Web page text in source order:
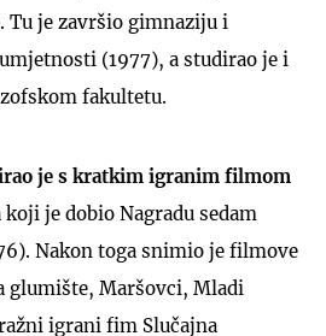
Tu je završio gimnaziju i
(1977), a studirao je i
fakultetu.
je s kratkim igranim filmom
koji je dobio Nagradu sedam
Nakon toga snimio je filmove
glumište, Maršovci, Mladi
igrani fim Slučajna